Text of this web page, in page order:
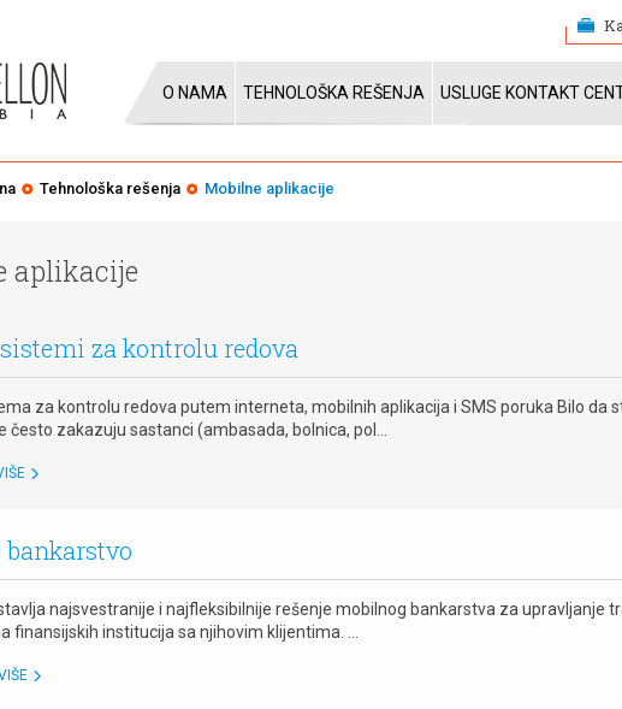
O NAMA TEHNOLOŠKA REŠENJA USLUGE KONTAKT
Tehnološka rešenja Mobilne aplikacije
aplikacije
za kontrolu redova
za kontrolu redova putem interneta, mobilnih aplikacija i SMS poruka Bilo da
često zakazuju sastanci (ambasada, bolnica, pol...
najsvestranije i najfleksibilnije rešenje mobilnog bankarstva za upravljanje
finansijskih institucija sa njihovim klijentima. ...